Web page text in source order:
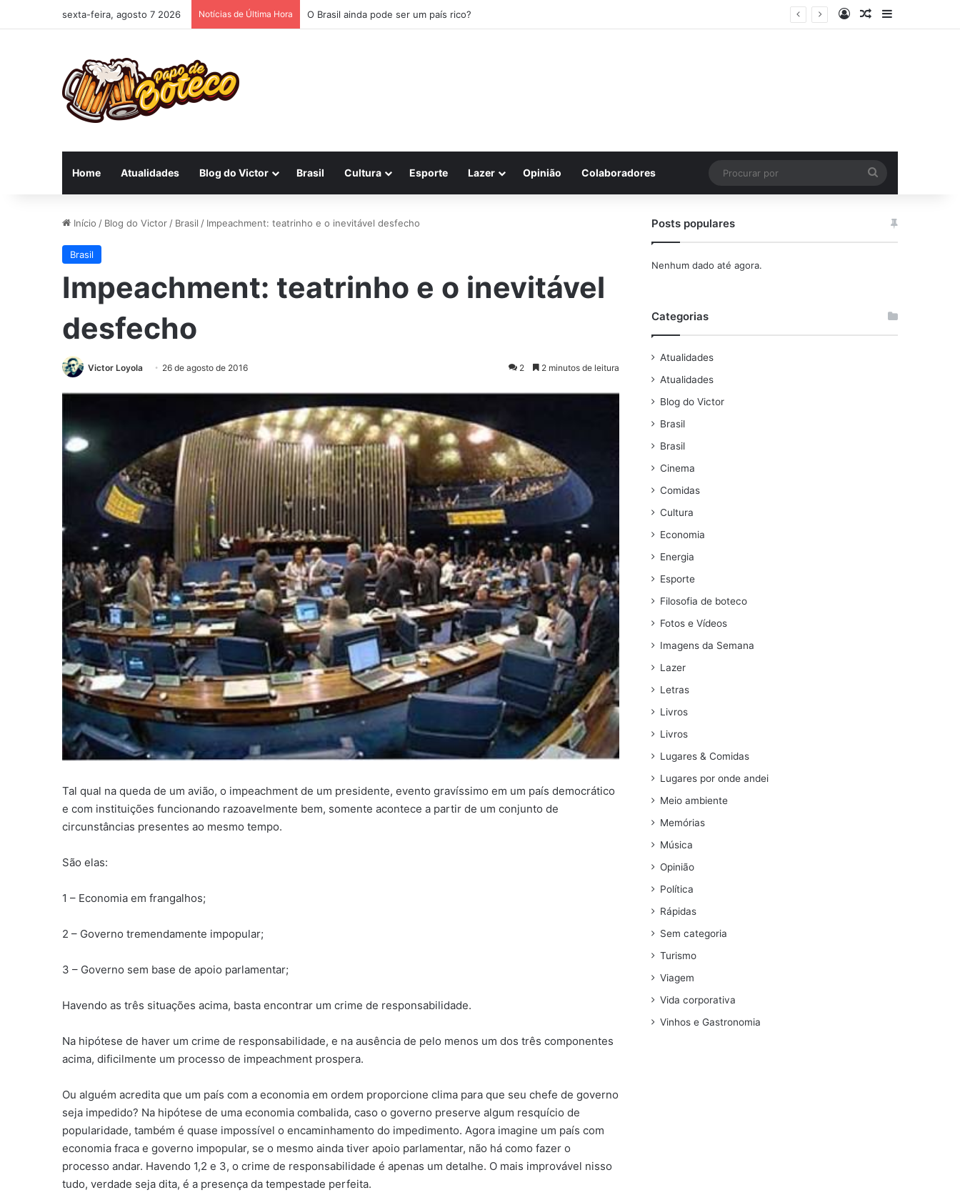
sexta-feira, agosto 7 2026 Notícias de Última Hora O Brasil ainda pode ser um país rico? EntrarArtigo aleatório
Home Atualidades Blog do Victor Brasil Cultura Esporte Lazer Opinião Colaboradores
por
Início / Blog do Victor / Brasil / Impeachment: teatrinho e o inevitável desfecho
Brasil
Impeachment: teatrinho e o inevitável
desfecho
Victor Loyola 26 de agosto de 2016 2 2 minutos de leitura
Tal qual na queda de um avião, o impeachment de um presidente, evento gravíssimo em um país democrático
e com instituições funcionando razoavelmente bem, somente acontece a partir de um conjunto de
circunstâncias presentes ao mesmo tempo.
São elas:
1 – Economia em frangalhos;
2 – Governo tremendamente impopular;
3 – Governo sem base de apoio parlamentar;
Havendo as três situações acima, basta encontrar um crime de responsabilidade.
Na hipótese de haver um crime de responsabilidade, e na ausência de pelo menos um dos três componentes
acima, dificilmente um processo de impeachment prospera.
Ou alguém acredita que um país com a economia em ordem proporcione clima para que seu chefe de governo
seja impedido? Na hipótese de uma economia combalida, caso o governo preserve algum resquício de
popularidade, também é quase impossível o encaminhamento do impedimento. Agora imagine um país com
economia fraca e governo impopular, se o mesmo ainda tiver apoio parlamentar, não há como fazer o
processo andar. Havendo 1,2 e 3, o crime de responsabilidade é apenas um detalhe. O mais improvável nisso
tudo, verdade seja dita, é a presença da tempestade perfeita.
Posts populares
Nenhum dado até agora.
Categorias
Atualidades
Atualidades
Blog do Victor
Brasil
Brasil
Cinema
Comidas
Cultura
Economia
Energia
Esporte
Filosofia de boteco
Fotos e Vídeos
Imagens da Semana
Lazer
Letras
Livros
Livros
Lugares & Comidas
Lugares por onde andei
Meio ambiente
Memórias
Música
Opinião
Política
Rápidas
Sem categoria
Turismo
Viagem
Vida corporativa
Vinhos e Gastronomia